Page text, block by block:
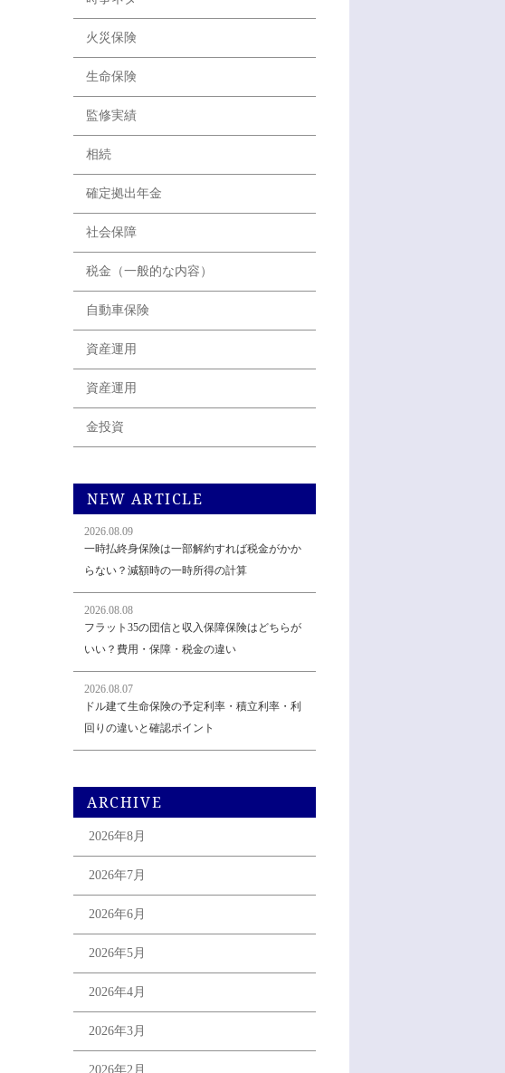
火災保険
生命保険
監修実績
相続
確定拠出年金
社会保障
税金（一般的な内容）
自動車保険
資産運用
資産運用
金投資
NEW ARTICLE
2026.08.09
一時払終身保険は一部解約すれば税金がかか
らない？減額時の一時所得の計算
2026.08.08
フラット35の団信と収入保障保険はどちらが
いい？費用・保障・税金の違い
2026.08.07
ドル建て生命保険の予定利率・積立利率・利
回りの違いと確認ポイント
ARCHIVE
2026年8月
2026年7月
2026年6月
2026年5月
2026年4月
2026年3月
2026年2月